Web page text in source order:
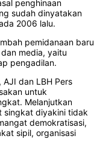
penghinaan
sudah dinyatakan
2006 lalu.
pemidanaan baru
media, yaitu
pengadilan.
dan LBH Pers
untuk
Melanjutkan
singkat diyakini tidak
demokratisasi,
sipil, organisasi